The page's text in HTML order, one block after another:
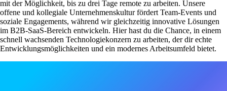
mit der Möglichkeit, bis zu drei Tage remote zu arbeiten. Unsere
offene und kollegiale Unternehmenskultur fördert Team-Events und
soziale Engagements, während wir gleichzeitig innovative Lösungen
im B2B-SaaS-Bereich entwickeln. Hier hast du die Chance, in einem
schnell wachsenden Technologiekonzern zu arbeiten, der dir echte
Entwicklungsmöglichkeiten und ein modernes Arbeitsumfeld bietet.